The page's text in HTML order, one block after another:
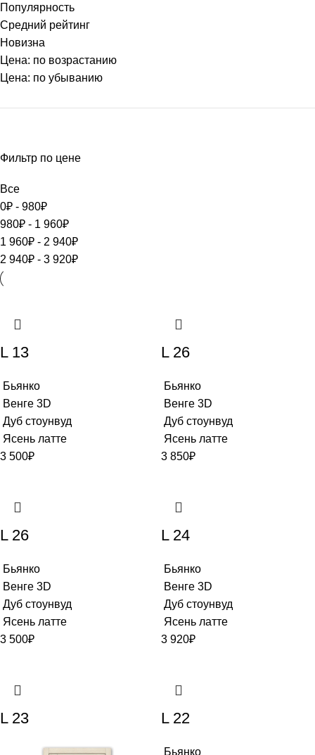
Популярность
Средний рейтинг
Новизна
Цена: по возрастанию
Цена: по убыванию
Фильтр по цене
Все
0₽ - 980₽
980₽ - 1 960₽
1 960₽ - 2 940₽
2 940₽ - 3 920₽
L 13
Бьянко
Венге 3D
Дуб стоунвуд
Ясень латте
3 500₽
L 26
Бьянко
Венге 3D
Дуб стоунвуд
Ясень латте
3 850₽
L 26
Бьянко
Венге 3D
Дуб стоунвуд
Ясень латте
3 500₽
L 24
Бьянко
Венге 3D
Дуб стоунвуд
Ясень латте
3 920₽
L 23 L 22
Бьянко